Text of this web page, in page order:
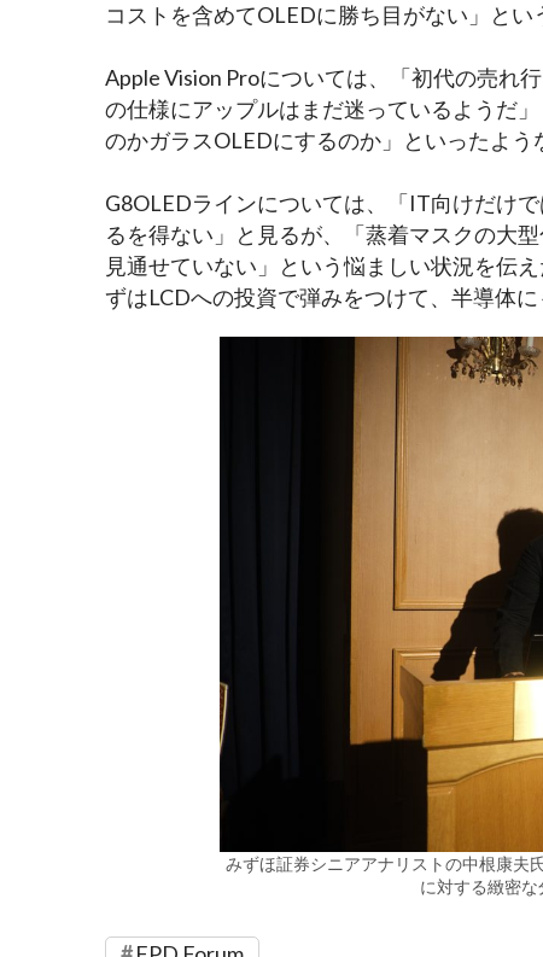
コストを含めてOLEDに勝ち目がない」とい
Apple Vision Proについては、「初代の売れ
の仕様にアップルはまだ迷っているようだ
のかガラスOLEDにするのか」といったよう
G8OLEDラインについては、「IT向けだけ
るを得ない」と見るが、「蒸着マスクの大
見通せていない」という悩ましい状況を伝
ずはLCDへの投資で弾みをつけて、半導体
みずほ証券シニアアナリストの中根康夫
に対する緻密